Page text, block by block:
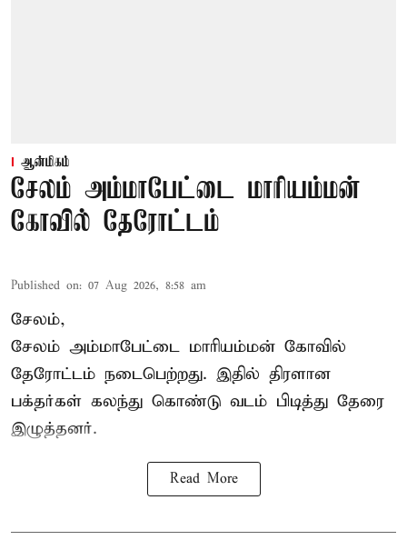
ஆன்மிகம்
சேலம் அம்மாபேட்டை மாரியம்மன்
கோவில் தேரோட்டம்
Published on: 07 Aug 2026, 8:58 am
சேலம்,
சேலம் அம்மாபேட்டை மாரியம்மன் கோவில்
தேரோட்டம் நடைபெற்றது. இதில் திரளான
பக்தர்கள் கலந்து கொண்டு வடம் பிடித்து தேரை
இழுத்தனர்.
Read More